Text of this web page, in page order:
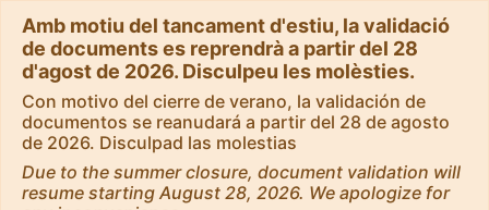
Amb motiu del tancament d'estiu, la validació
de documents es reprendrà a partir del 28
d'agost de 2026. Disculpeu les molèsties.
Con motivo del cierre de verano, la validación de
documentos se reanudará a partir del 28 de agosto
de 2026. Disculpad las molestias
Due to the summer closure, document validation will
resume starting August 28, 2026. We apologize for